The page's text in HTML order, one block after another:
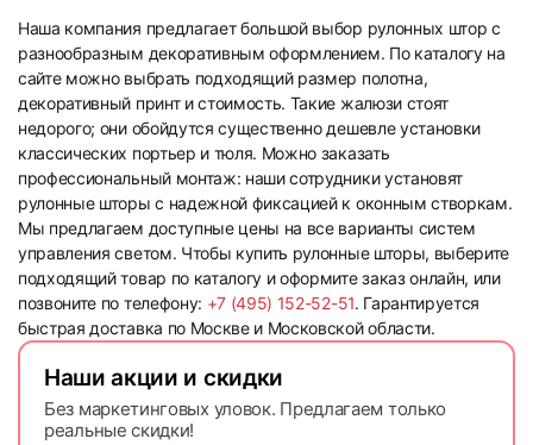
Наши акции и скидки
Без маркетинговых уловок. Предлагаем только
реальные скидки!
37 38
39 40
Наша компания предлагает большой выбор рулонных штор с
разнообразным декоративным оформлением. По каталогу на
сайте можно выбрать подходящий размер полотна,
декоративный принт и стоимость. Такие жалюзи стоят
недорого; они обойдутся существенно дешевле установки
классических портьер и тюля. Можно заказать
профессиональный монтаж: наши сотрудники установят
рулонные шторы с надежной фиксацией к оконным створкам.
Мы предлагаем доступные цены на все варианты систем
управления светом. Чтобы купить рулонные шторы, выберите
подходящий товар по каталогу и оформите заказ онлайн, или
позвоните по телефону: +7 (495) 152-52-51. Гарантируется
быстрая доставка по Москве и Московской области.